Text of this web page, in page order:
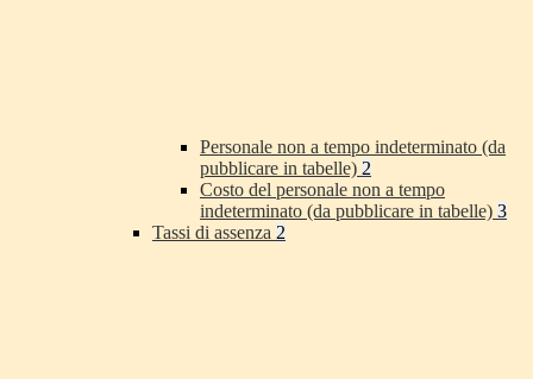
Personale non a tempo indeterminato (da
pubblicare in tabelle) 2
Costo del personale non a tempo
indeterminato (da pubblicare in tabelle) 3
Tassi di assenza 2